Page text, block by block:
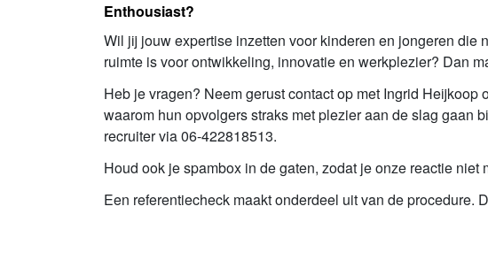
Enthousiast?
Wil jij jouw expertise inzetten voor kinderen en jongeren
ruimte is voor ontwikkeling, innovatie en werkplezier? Dan
Heb je vragen? Neem gerust contact op met Ingrid
waarom hun opvolgers straks met plezier aan de slag gaan
recruiter via 06-422818513.
Houd ook je spambox in de gaten, zodat je onze reactie niet
Een referentiecheck maakt onderdeel uit van de procedure.